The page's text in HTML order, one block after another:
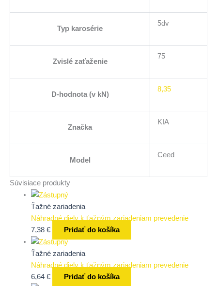
Typ karosérie
5dv
Zvislé zaťaženie
75
D-hodnota (v kN)
8,35
Značka
KIA
Model
Ceed
Súvisiace produkty
Ťažné zariadenia
Náhradné diely k ťažným zariadeniam prevedenie
7,38 € Pridať do košíka
Ťažné zariadenia
Náhradné diely k ťažným zariadeniam prevedenie
6,64 € Pridať do košíka